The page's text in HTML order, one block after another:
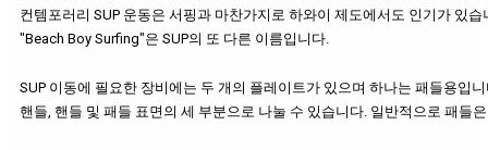
컨템포러리 SUP 운동은 서핑과 마찬가지로 하와이 제도에서도 인기가 있
"Beach Boy Surfing"은 SUP의 또 다른 이름입니다.
SUP 이동에 필요한 장비에는 두 개의 플레이트가 있으며 하나는 패들용입
핸들, 핸들 및 패들 표면의 세 부분으로 나눌 수 있습니다. 일반적으로 패들